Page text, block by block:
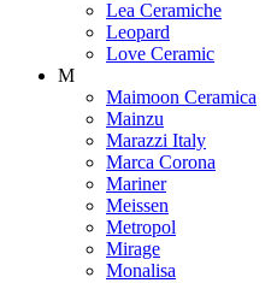
Lea Ceramiche
Leopard
Love Ceramic
M
Maimoon Ceramica
Mainzu
Marazzi Italy
Marca Corona
Mariner
Meissen
Metropol
Mirage
Monalisa